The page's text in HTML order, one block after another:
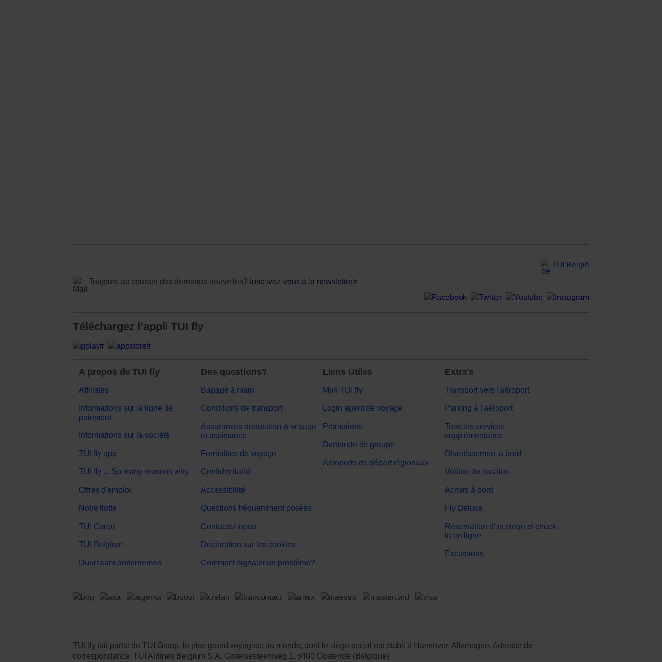
Toujours au courant des dernières nouvelles? Inscrivez-vous à la newsletter>
TUI België
Téléchargez l’appli TUI fly
A propos de TUI fly
Affiliates
Informations sur la ligne de
paiement
Informations sur la société
TUI fly app
TUI fly ... So many reasons why
Offres d'emploi
Notre flotte
TUI Cargo
TUI Belgium
Duurzaam ondernemen
Des questions?
Bagage à main
Conditions de transport
Assurances annulation & voyage
et assistance
Formalités de voyage
Confidentialité
Accessibilité
Questions fréquemment posées
Contactez-nous
Déclaration sur les cookies
Comment signaler un problème?
Liens Utiles
Mon TUI fly
Login agent de voyage
Promotions
Demande de groupe
Aéroports de départ régionaux
Extra's
Transport vers l'aéroport
Parking à l'aéroport
Tous les services
supplémentaires
Divertissement à bord
Voiture de location
Achats à bord
Fly Deluxe
Réservation d'un siège et check-
in en ligne
Excursions.
TUI fly fait partie de TUI Group, le plus grand voyagiste au monde, dont le siège social est établi à Hannover, Allemagne. Adresse de
correspondance: TUI Airlines Belgium S.A. Gistelsesteenweg 1, 8400 Oostende (Belgique)